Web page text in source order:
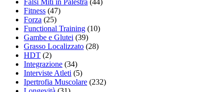
Falsi Miti in Palestra (44)
Fitness (47)
Forza (25)
Functional Training (10)
Gambe e Glutei (39)
Grasso Localizzato (28)
HDT (2)
Integrazione (34)
Interviste Atleti (5)
Ipertrofia Muscolare (232)